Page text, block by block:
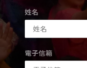
姓名
電子信箱